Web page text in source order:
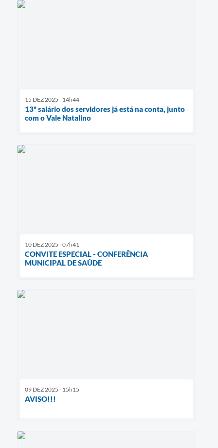
15 DEZ 2025 - 14h44
13º salário dos servidores já está na conta, junto
com o Vale Natalino
10 DEZ 2025 - 07h41
CONVITE ESPECIAL - CONFERÊNCIA
MUNICIPAL DE SAÚDE
09 DEZ 2025 - 15h15
AVISO!!!